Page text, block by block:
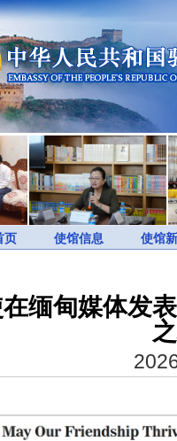
页 使馆信息 使馆
缅甸媒体发